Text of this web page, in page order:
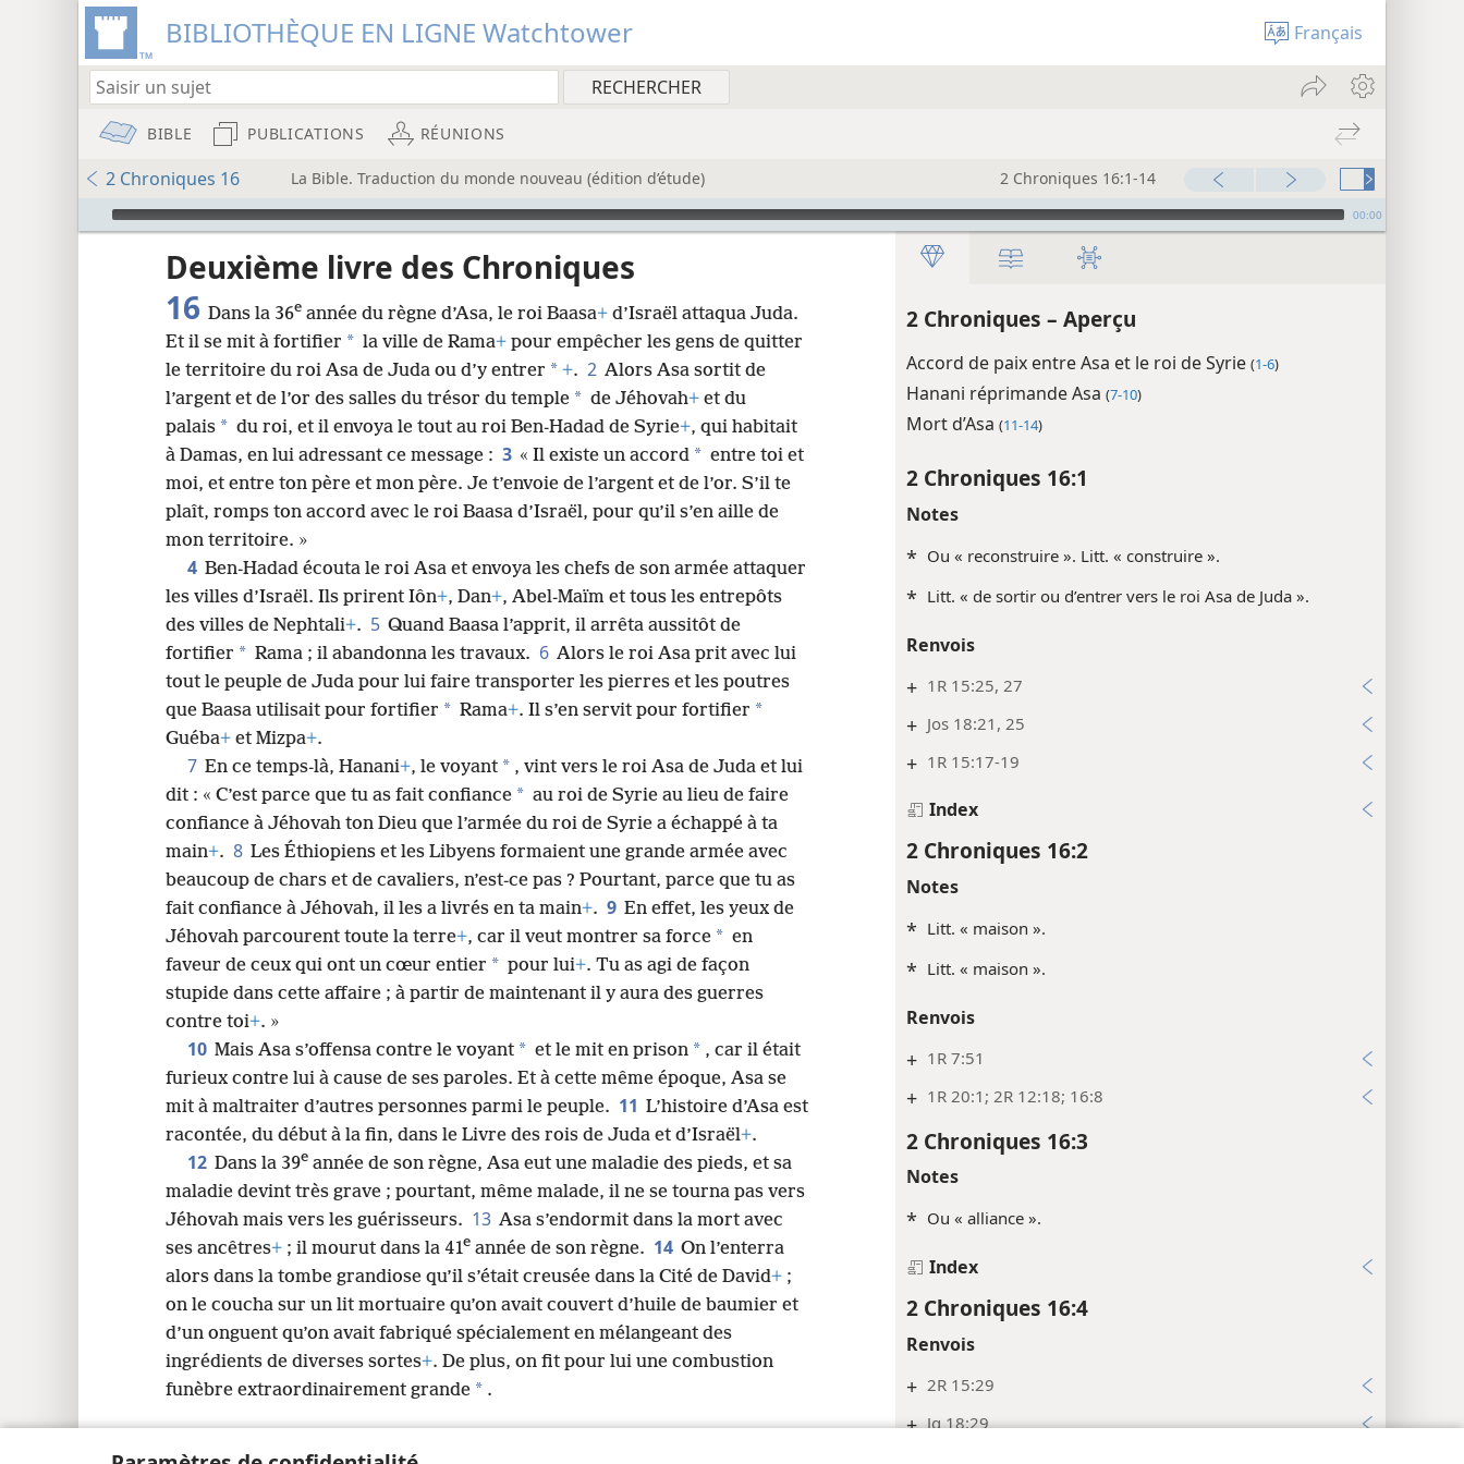
BIBLIOTHÈQUE EN LIGNE Watchtower Français
BIBLE PUBLICATIONS RÉUNIONS
2 Chroniques 16 La Bible. Traduction du monde nouveau (édition d’étude) 2 Chroniques 16:1-14
Audio Player 00:00
2 Chroniques – Aperçu
Accord de paix entre Asa et le roi de Syrie (1-6)
Hanani réprimande Asa (7-10)
Mort d’Asa (11-14)
2 Chroniques 16:1
Notes
* Ou « reconstruire ». Litt. « construire ».
* Litt. « de sortir ou d’entrer vers le roi Asa de Juda ».
Renvois
+ 1R 15:25, 27
+ Jos 18:21, 25
+ 1R 15:17-19
Index
2 Chroniques 16:2
Notes
* Litt. « maison ».
* Litt. « maison ».
Renvois
+ 1R 7:51
+ 1R 20:1; 2R 12:18; 16:8
2 Chroniques 16:3
Notes
* Ou « alliance ».
Index
2 Chroniques 16:4
Renvois
+ 2R 15:29
+ Jg 18:29
Deuxième livre des Chroniques
16 Dans la 36e année du règne d’Asa, le roi Baasa+ d’Israël attaqua Juda.
Et il se mit à fortifier * la ville de Rama+ pour empêcher les gens de quitter
le territoire du roi Asa de Juda ou d’y entrer * +. 2 Alors Asa sortit de
l’argent et de l’or des salles du trésor du temple * de Jéhovah+ et du
palais * du roi, et il envoya le tout au roi Ben-Hadad de Syrie+, qui habitait
à Damas, en lui adressant ce message : 3 « Il existe un accord * entre toi et
moi, et entre ton père et mon père. Je t’envoie de l’argent et de l’or. S’il te
plaît, romps ton accord avec le roi Baasa d’Israël, pour qu’il s’en aille de
mon territoire. »
4 Ben-Hadad écouta le roi Asa et envoya les chefs de son armée attaquer
les villes d’Israël. Ils prirent Iôn+, Dan+, Abel-Maïm et tous les entrepôts
des villes de Nephtali+. 5 Quand Baasa l’apprit, il arrêta aussitôt de
fortifier * Rama ; il abandonna les travaux. 6 Alors le roi Asa prit avec lui
tout le peuple de Juda pour lui faire transporter les pierres et les poutres
que Baasa utilisait pour fortifier * Rama+. Il s’en servit pour fortifier *
Guéba+ et Mizpa+.
7 En ce temps-là, Hanani+, le voyant * , vint vers le roi Asa de Juda et lui
dit : « C’est parce que tu as fait confiance * au roi de Syrie au lieu de faire
confiance à Jéhovah ton Dieu que l’armée du roi de Syrie a échappé à ta
main+. 8 Les Éthiopiens et les Libyens formaient une grande armée avec
beaucoup de chars et de cavaliers, n’est-ce pas ? Pourtant, parce que tu as
fait confiance à Jéhovah, il les a livrés en ta main+. 9 En effet, les yeux de
Jéhovah parcourent toute la terre+, car il veut montrer sa force * en
faveur de ceux qui ont un cœur entier * pour lui+. Tu as agi de façon
stupide dans cette affaire ; à partir de maintenant il y aura des guerres
contre toi+. »
10 Mais Asa s’offensa contre le voyant * et le mit en prison * , car il était
furieux contre lui à cause de ses paroles. Et à cette même époque, Asa se
mit à maltraiter d’autres personnes parmi le peuple. 11 L’histoire d’Asa est
racontée, du début à la fin, dans le Livre des rois de Juda et d’Israël+.
12 Dans la 39e année de son règne, Asa eut une maladie des pieds, et sa
maladie devint très grave ; pourtant, même malade, il ne se tourna pas vers
Jéhovah mais vers les guérisseurs. 13 Asa s’endormit dans la mort avec
ses ancêtres+ ; il mourut dans la 41e année de son règne. 14 On l’enterra
alors dans la tombe grandiose qu’il s’était creusée dans la Cité de David+ ;
on le coucha sur un lit mortuaire qu’on avait couvert d’huile de baumier et
d’un onguent qu’on avait fabriqué spécialement en mélangeant des
ingrédients de diverses sortes+. De plus, on fit pour lui une combustion
funèbre extraordinairement grande * .